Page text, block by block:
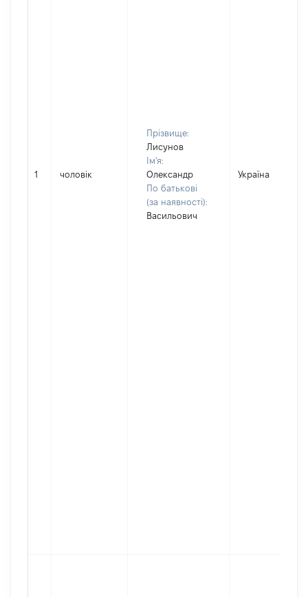
1 чоловік
Прізвище:
Лисунов
Ім'я:
Олександр
По батькові
(за наявності):
Васильович
Україна